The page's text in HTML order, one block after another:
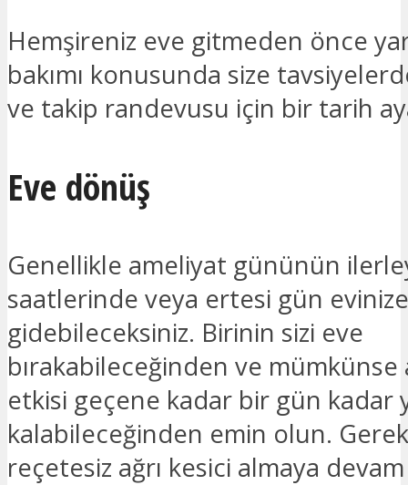
Hemşireniz eve gitmeden önce
bakımı konusunda size
ve takip randevusu için bir tarih
Eve dönüş
Genellikle ameliyat gününün
saatlerinde veya ertesi gün evinize
gidebileceksiniz. Birinin sizi eve
bırakabileceğinden ve
etkisi geçene kadar bir gün kadar
kalabileceğinden emin olun.
reçetesiz ağrı kesici almaya